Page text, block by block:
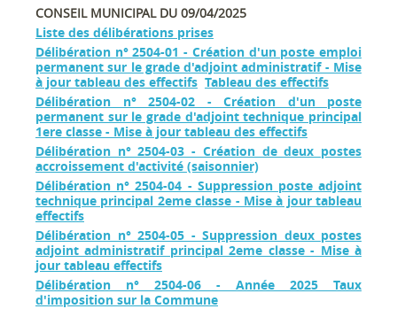
CONSEIL MUNICIPAL DU 09/04/2025
Liste des délibérations prises
Délibération n° 2504-01 - Création d'un poste emploi
permanent sur le grade d'adjoint administratif - Mise
à jour tableau des effectifs Tableau des effectifs
Délibération n° 2504-02 - Création d'un poste
permanent sur le grade d'adjoint technique principal
1ere classe - Mise à jour tableau des effectifs
Délibération n° 2504-03 - Création de deux postes
accroissement d'activité (saisonnier)
Délibération n° 2504-04 - Suppression poste adjoint
technique principal 2eme classe - Mise à jour tableau
effectifs
Délibération n° 2504-05 - Suppression deux postes
adjoint administratif principal 2eme classe - Mise à
jour tableau effectifs
Délibération n° 2504-06 - Année 2025 Taux
d'imposition sur la Commune